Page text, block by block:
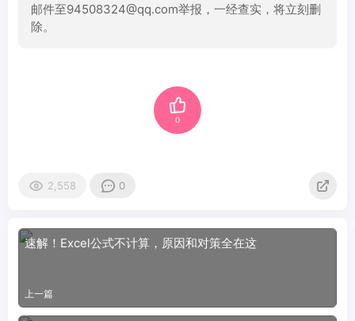
邮件至94508324@qq.com举报，一经查实，将立刻删
除。
0
2,558 0
速解！Excel公式不计算，原因和对策全在这
上一篇